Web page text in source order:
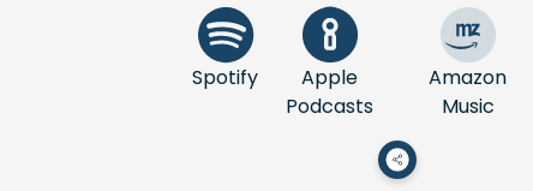
Spotify
Apple
Podcasts
Amazon
Music